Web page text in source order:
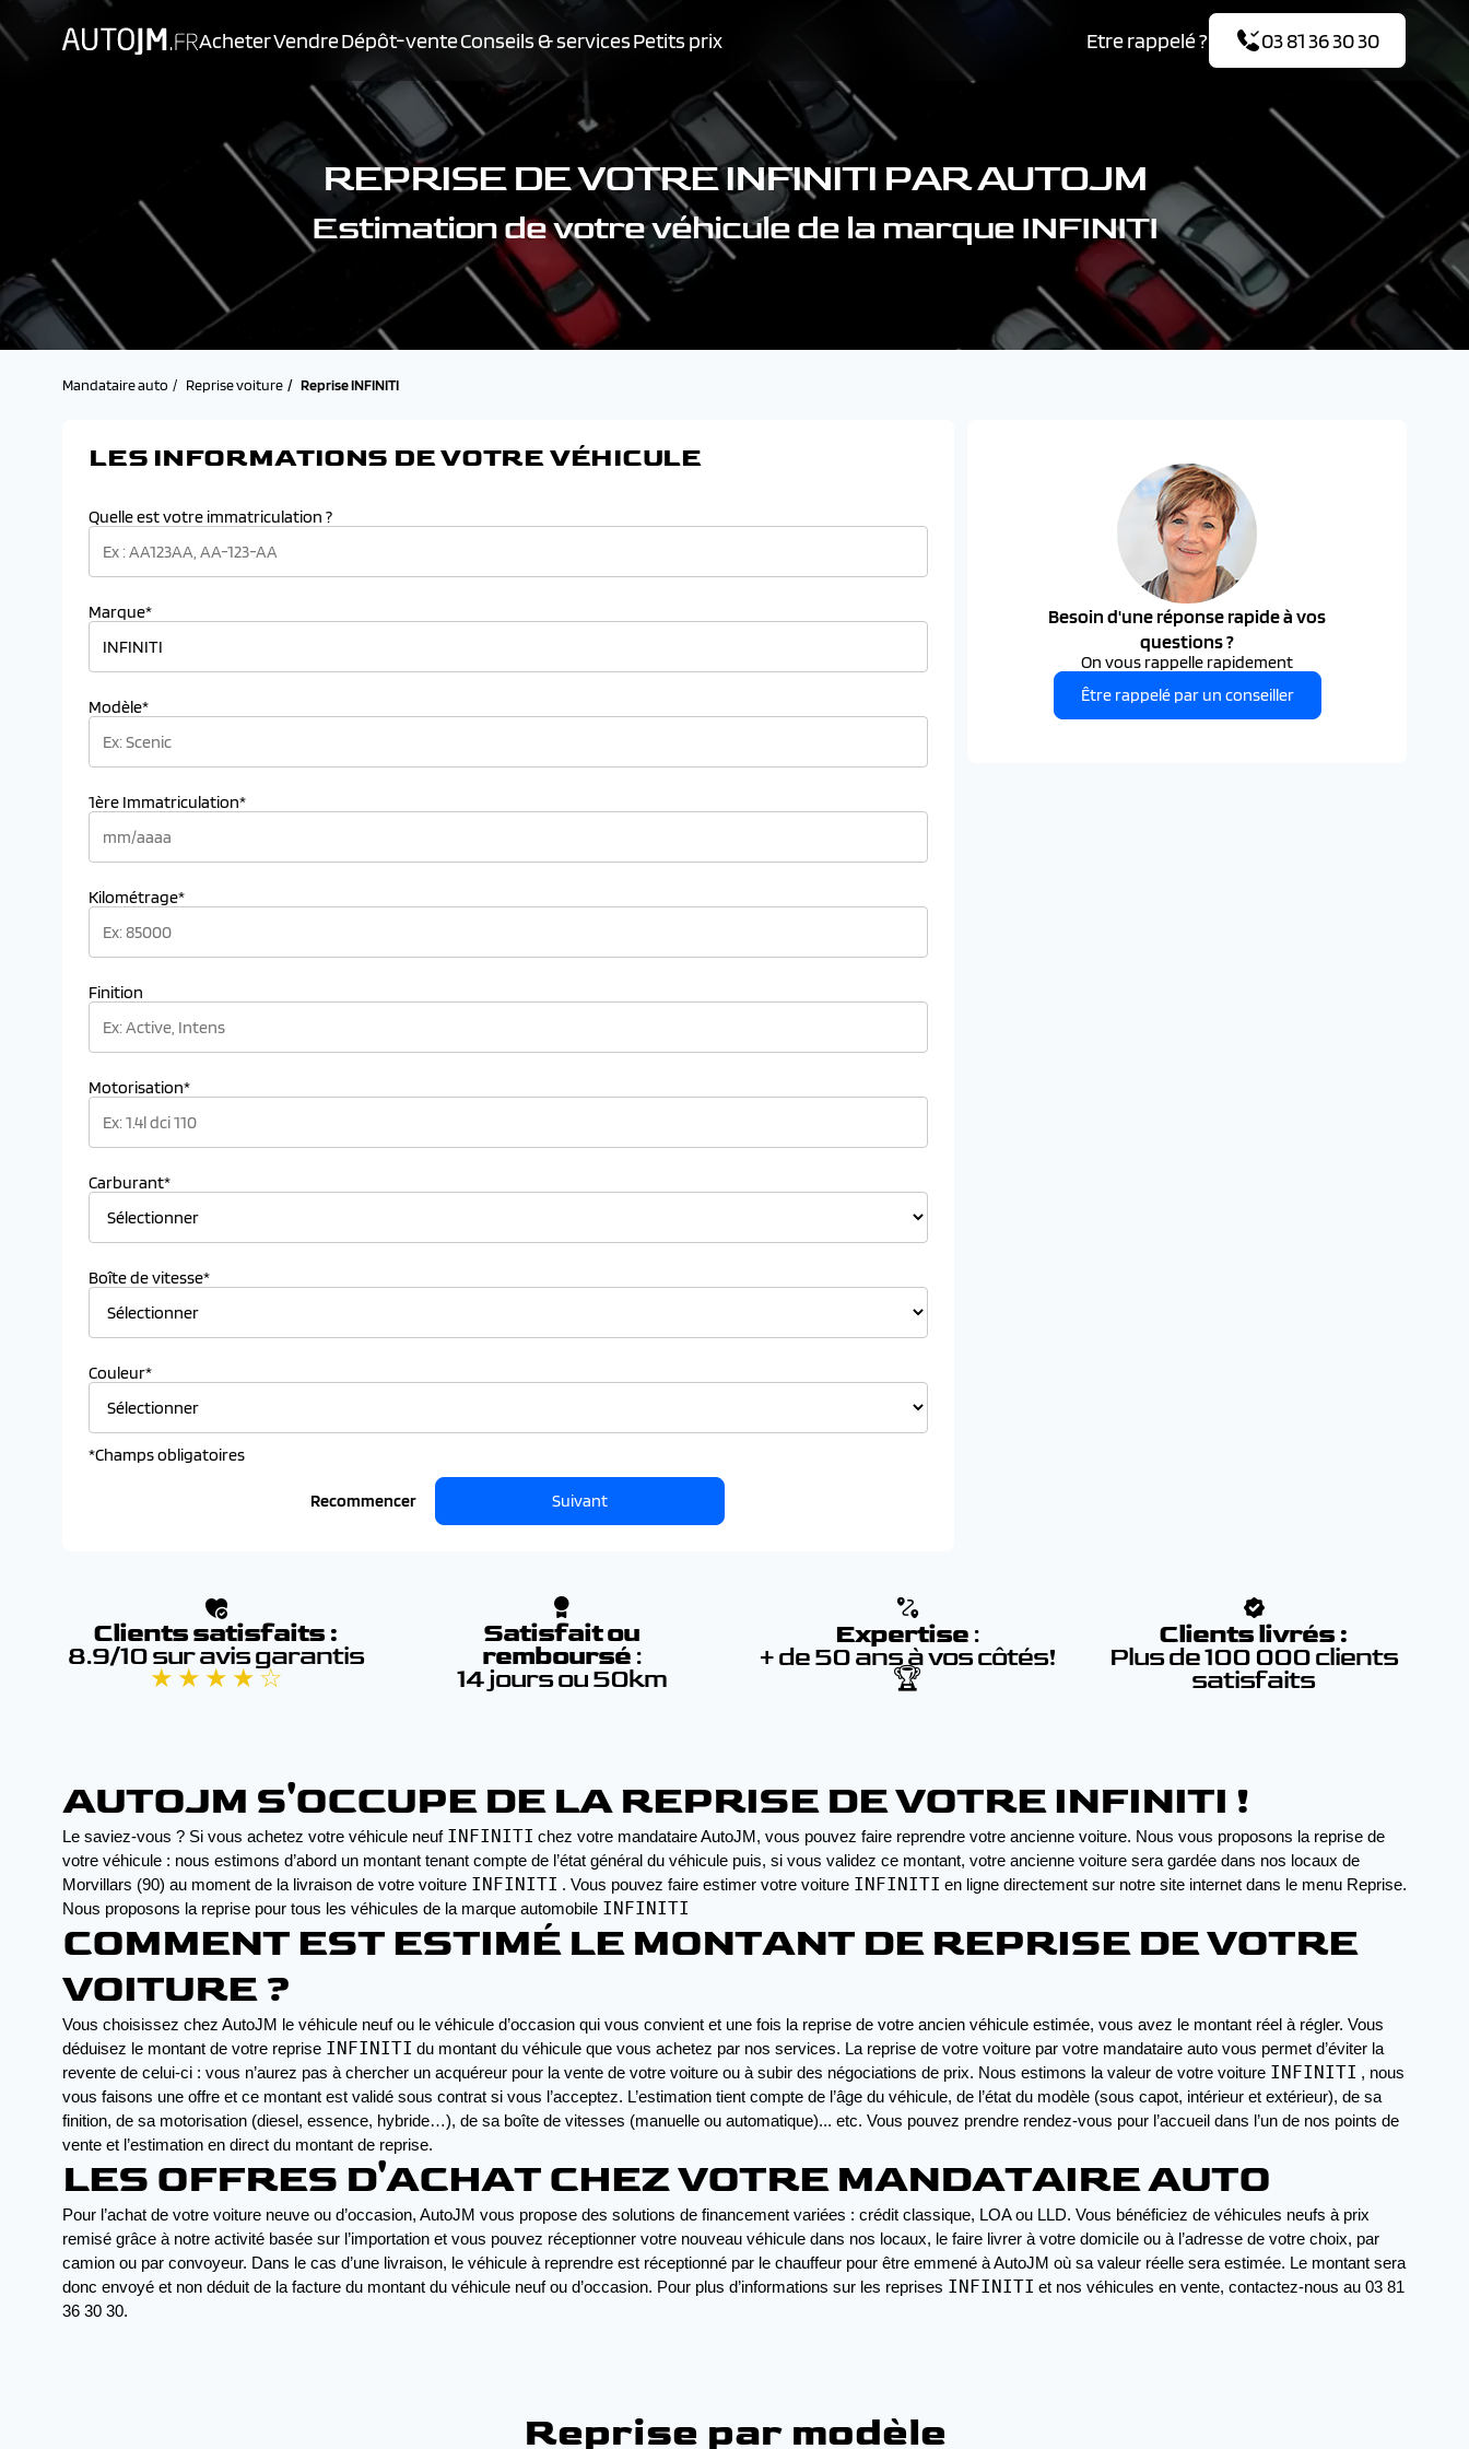
AcheterVendreDépôt-venteConseils & servicesPetits prix Etre rappelé ? 03 81 36 30 30
REPRISE DE VOTRE INFINITI PAR AUTOJM
Estimation de votre véhicule de la marque INFINITI
Mandataire auto Reprise voiture Reprise INFINITI
LES INFORMATIONS DE VOTRE VÉHICULE
Quelle est votre immatriculation ?
Marque*
Modèle*
1ère Immatriculation*
Kilométrage*
Finition
Motorisation*
Carburant*
Boîte de vitesse*
Couleur*
*Champs obligatoires
Recommencer Suivant
Besoin d'une réponse rapide à vos
questions ?
On vous rappelle rapidement
Être rappelé par un conseiller
Clients satisfaits :
8.9/10 sur avis garantis
★ ★ ★ ★ ☆
Satisfait ou
remboursé :
14 jours ou 50km
Expertise :
+ de 50 ans à vos côtés!
🏆
Clients livrés :
Plus de 100 000 clients
satisfaits
AUTOJM S'OCCUPE DE LA REPRISE DE VOTRE INFINITI !
Le saviez-vous ? Si vous achetez votre véhicule neuf INFINITI chez votre mandataire AutoJM, vous pouvez faire reprendre votre ancienne voiture. Nous vous proposons la reprise de
votre véhicule : nous estimons d’abord un montant tenant compte de l’état général du véhicule puis, si vous validez ce montant, votre ancienne voiture sera gardée dans nos locaux de
Morvillars (90) au moment de la livraison de votre voiture INFINITI . Vous pouvez faire estimer votre voiture INFINITI en ligne directement sur notre site internet dans le menu Reprise.
Nous proposons la reprise pour tous les véhicules de la marque automobile INFINITI
COMMENT EST ESTIMÉ LE MONTANT DE REPRISE DE VOTRE
VOITURE ?
Vous choisissez chez AutoJM le véhicule neuf ou le véhicule d’occasion qui vous convient et une fois la reprise de votre ancien véhicule estimée, vous avez le montant réel à régler. Vous
déduisez le montant de votre reprise INFINITI du montant du véhicule que vous achetez par nos services. La reprise de votre voiture par votre mandataire auto vous permet d’éviter la
revente de celui-ci : vous n’aurez pas à chercher un acquéreur pour la vente de votre voiture ou à subir des négociations de prix. Nous estimons la valeur de votre voiture INFINITI , nous
vous faisons une offre et ce montant est validé sous contrat si vous l’acceptez. L’estimation tient compte de l’âge du véhicule, de l’état du modèle (sous capot, intérieur et extérieur), de sa
finition, de sa motorisation (diesel, essence, hybride…), de sa boîte de vitesses (manuelle ou automatique)... etc. Vous pouvez prendre rendez-vous pour l’accueil dans l’un de nos points de
vente et l’estimation en direct du montant de reprise.
LES OFFRES D'ACHAT CHEZ VOTRE MANDATAIRE AUTO
Pour l’achat de votre voiture neuve ou d’occasion, AutoJM vous propose des solutions de financement variées : crédit classique, LOA ou LLD. Vous bénéficiez de véhicules neufs à prix
remisé grâce à notre activité basée sur l’importation et vous pouvez réceptionner votre nouveau véhicule dans nos locaux, le faire livrer à votre domicile ou à l’adresse de votre choix, par
camion ou par convoyeur. Dans le cas d’une livraison, le véhicule à reprendre est réceptionné par le chauffeur pour être emmené à AutoJM où sa valeur réelle sera estimée. Le montant sera
donc envoyé et non déduit de la facture du montant du véhicule neuf ou d’occasion. Pour plus d’informations sur les reprises INFINITI et nos véhicules en vente, contactez-nous au 03 81
36 30 30.
Reprise par modèle